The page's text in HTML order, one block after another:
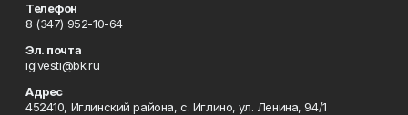
Телефон
8 (347) 952-10-64
Эл. почта
iglvesti@bk.ru
Адрес
452410, Иглинский района, с. Иглино, ул. Ленина, 94/1